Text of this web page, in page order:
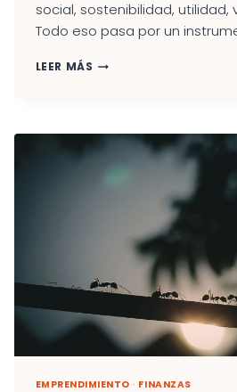
social, sostenibilidad, utilidad,
Todo eso pasa por un
LEER MÁS LO
PRIVADO.
COOPERATIVAS
EDUCACIÓN
EMPRENDIMIENTO · FINANZAS